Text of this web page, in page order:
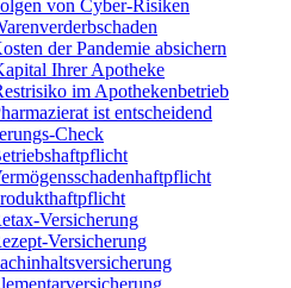
von Cyber-Risiken
der Pandemie absichern
Ihrer Apotheke
im Apothekenbetrieb
ist entscheidend
Check
Versicherung
Versicherung